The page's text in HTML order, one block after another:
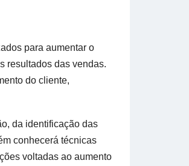
para aumentar o
resultados das vendas.
do cliente,
da identificação das
conhecerá técnicas
voltadas ao aumento